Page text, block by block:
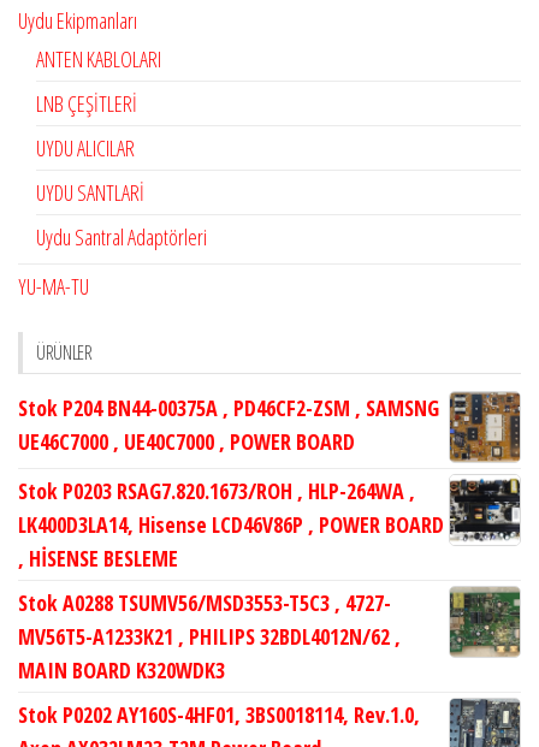
Uydu Ekipmanları
ANTEN KABLOLARI
LNB ÇEŞİTLERİ
UYDU ALICILAR
UYDU SANTLARİ
Uydu Santral Adaptörleri
YU-MA-TU
ÜRÜNLER
Stok P204 BN44-00375A , PD46CF2-ZSM , SAMSNG
UE46C7000 , UE40C7000 , POWER BOARD
Stok P0203 RSAG7.820.1673/ROH , HLP-264WA ,
LK400D3LA14, Hisense LCD46V86P , POWER BOARD
, HİSENSE BESLEME
Stok A0288 TSUMV56/MSD3553-T5C3 , 4727-
MV56T5-A1233K21 , PHILIPS 32BDL4012N/62 ,
MAIN BOARD K320WDK3
Stok P0202 AY160S-4HF01, 3BS0018114, Rev.1.0,